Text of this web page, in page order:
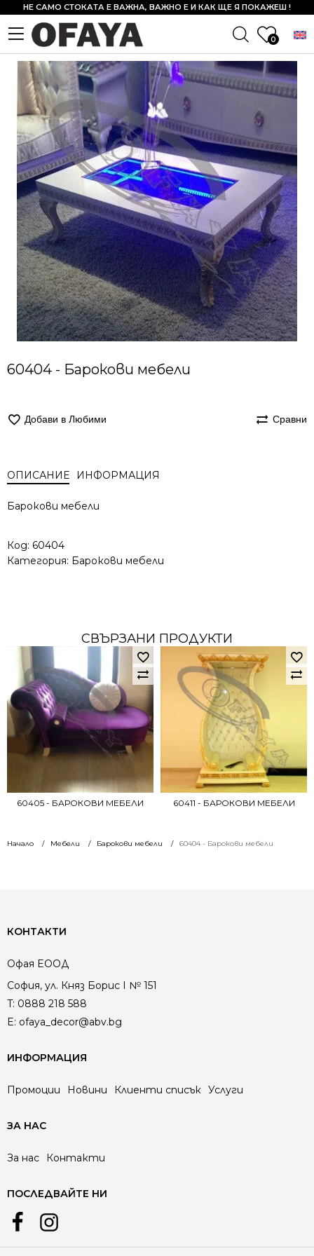
0
НЕ САМО СТОКАТА Е ВАЖНА, ВАЖНО Е И КАК ЩЕ Я ПОКАЖЕШ !
Начало Мебели Барокови мебели 60404 - Барокови мебели
60404 - Барокови мебели
Добави в Любими Сравни
ОПИСАНИЕ ИНФОРМАЦИЯ
Барокови мебели
Код: 60404
Категория: Барокови мебели
СВЪРЗАНИ ПРОДУКТИ
60405 - БАРОКОВИ МЕБЕЛИ 60411 - БАРОКОВИ МЕБЕЛИ
КОНТАКТИ
Офая EООД
София, ул. Княз Борис I № 151
T: 0888 218 588
E: ofaya_decor@abv.bg
ИНФОРМАЦИЯ
Промоции Новини Клиенти списък Услуги
ЗА НАС
За нас Контакти
ПОСЛЕДВАЙТЕ НИ